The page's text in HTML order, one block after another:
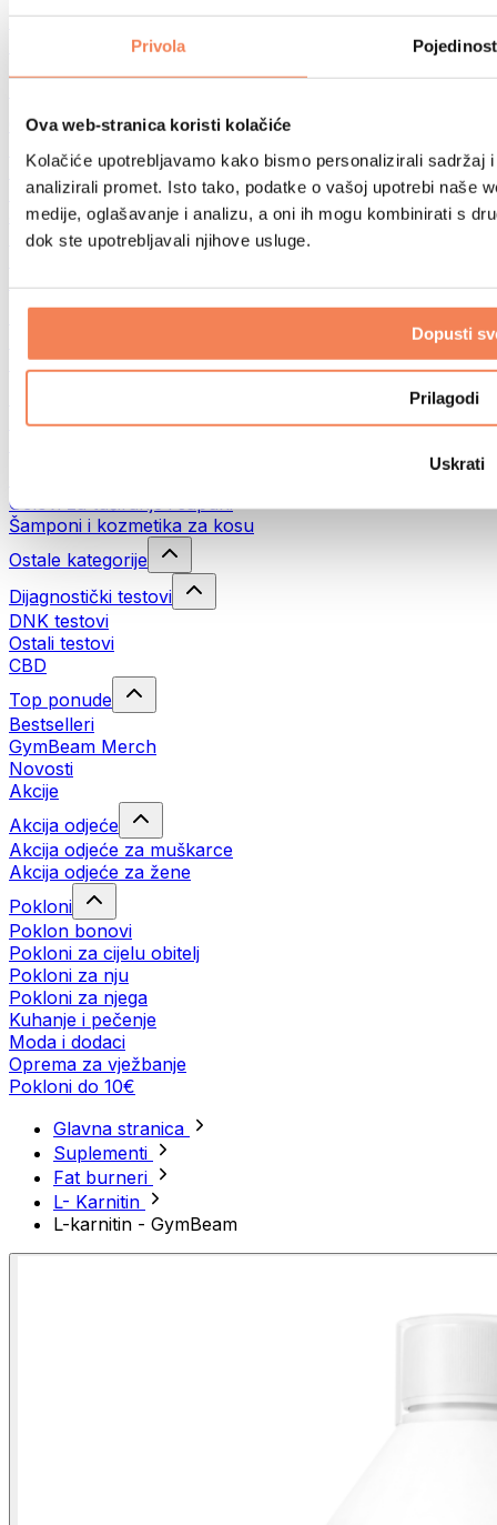
Privola
Ova web-stranica koristi kolačiće
Kolačiće upotrebljavamo kako bismo personalizirali sadržaj
analizirali promet. Isto tako, podatke o vašoj upotrebi naše
medije, oglašavanje i analizu, a oni ih mogu kombinirati s
dok ste upotrebljavali njihove usluge.
Dopusti
Prilagodi
Uskrati
Torbe i ruksaci
Torbe za hranu i dodaci
Oprema prema aktivnosti
Trčanje
Borilački sportovi
Biciklizam
Joga i pilates
Terapija hladnom vodom
Planinarenje
Filteri i vrčevi za vodu
Deterdženti za rublje
Gelovi za tuširanje i sapuni
Šamponi i kozmetika za kosu
Ostale kategorije
Dijagnostički testovi
DNK testovi
Ostali testovi
CBD
Top ponude
Bestselleri
GymBeam Merch
Novosti
Akcije
Akcija odjeće
Akcija odjeće za muškarce
Akcija odjeće za žene
Pokloni
Poklon bonovi
Pokloni za cijelu obitelj
Pokloni za nju
Pokloni za njega
Kuhanje i pečenje
Moda i dodaci
Oprema za vježbanje
Pokloni do 10€
Glavna stranica
Suplementi
Fat burneri
L- Karnitin
L-karnitin - GymBeam